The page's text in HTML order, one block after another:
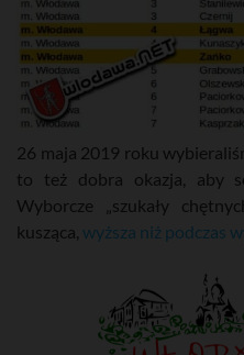
26 maja 2019 roku
to też dobra okazja, aby
Wyborcze „szukały
kusząca, wyższa niż podczas